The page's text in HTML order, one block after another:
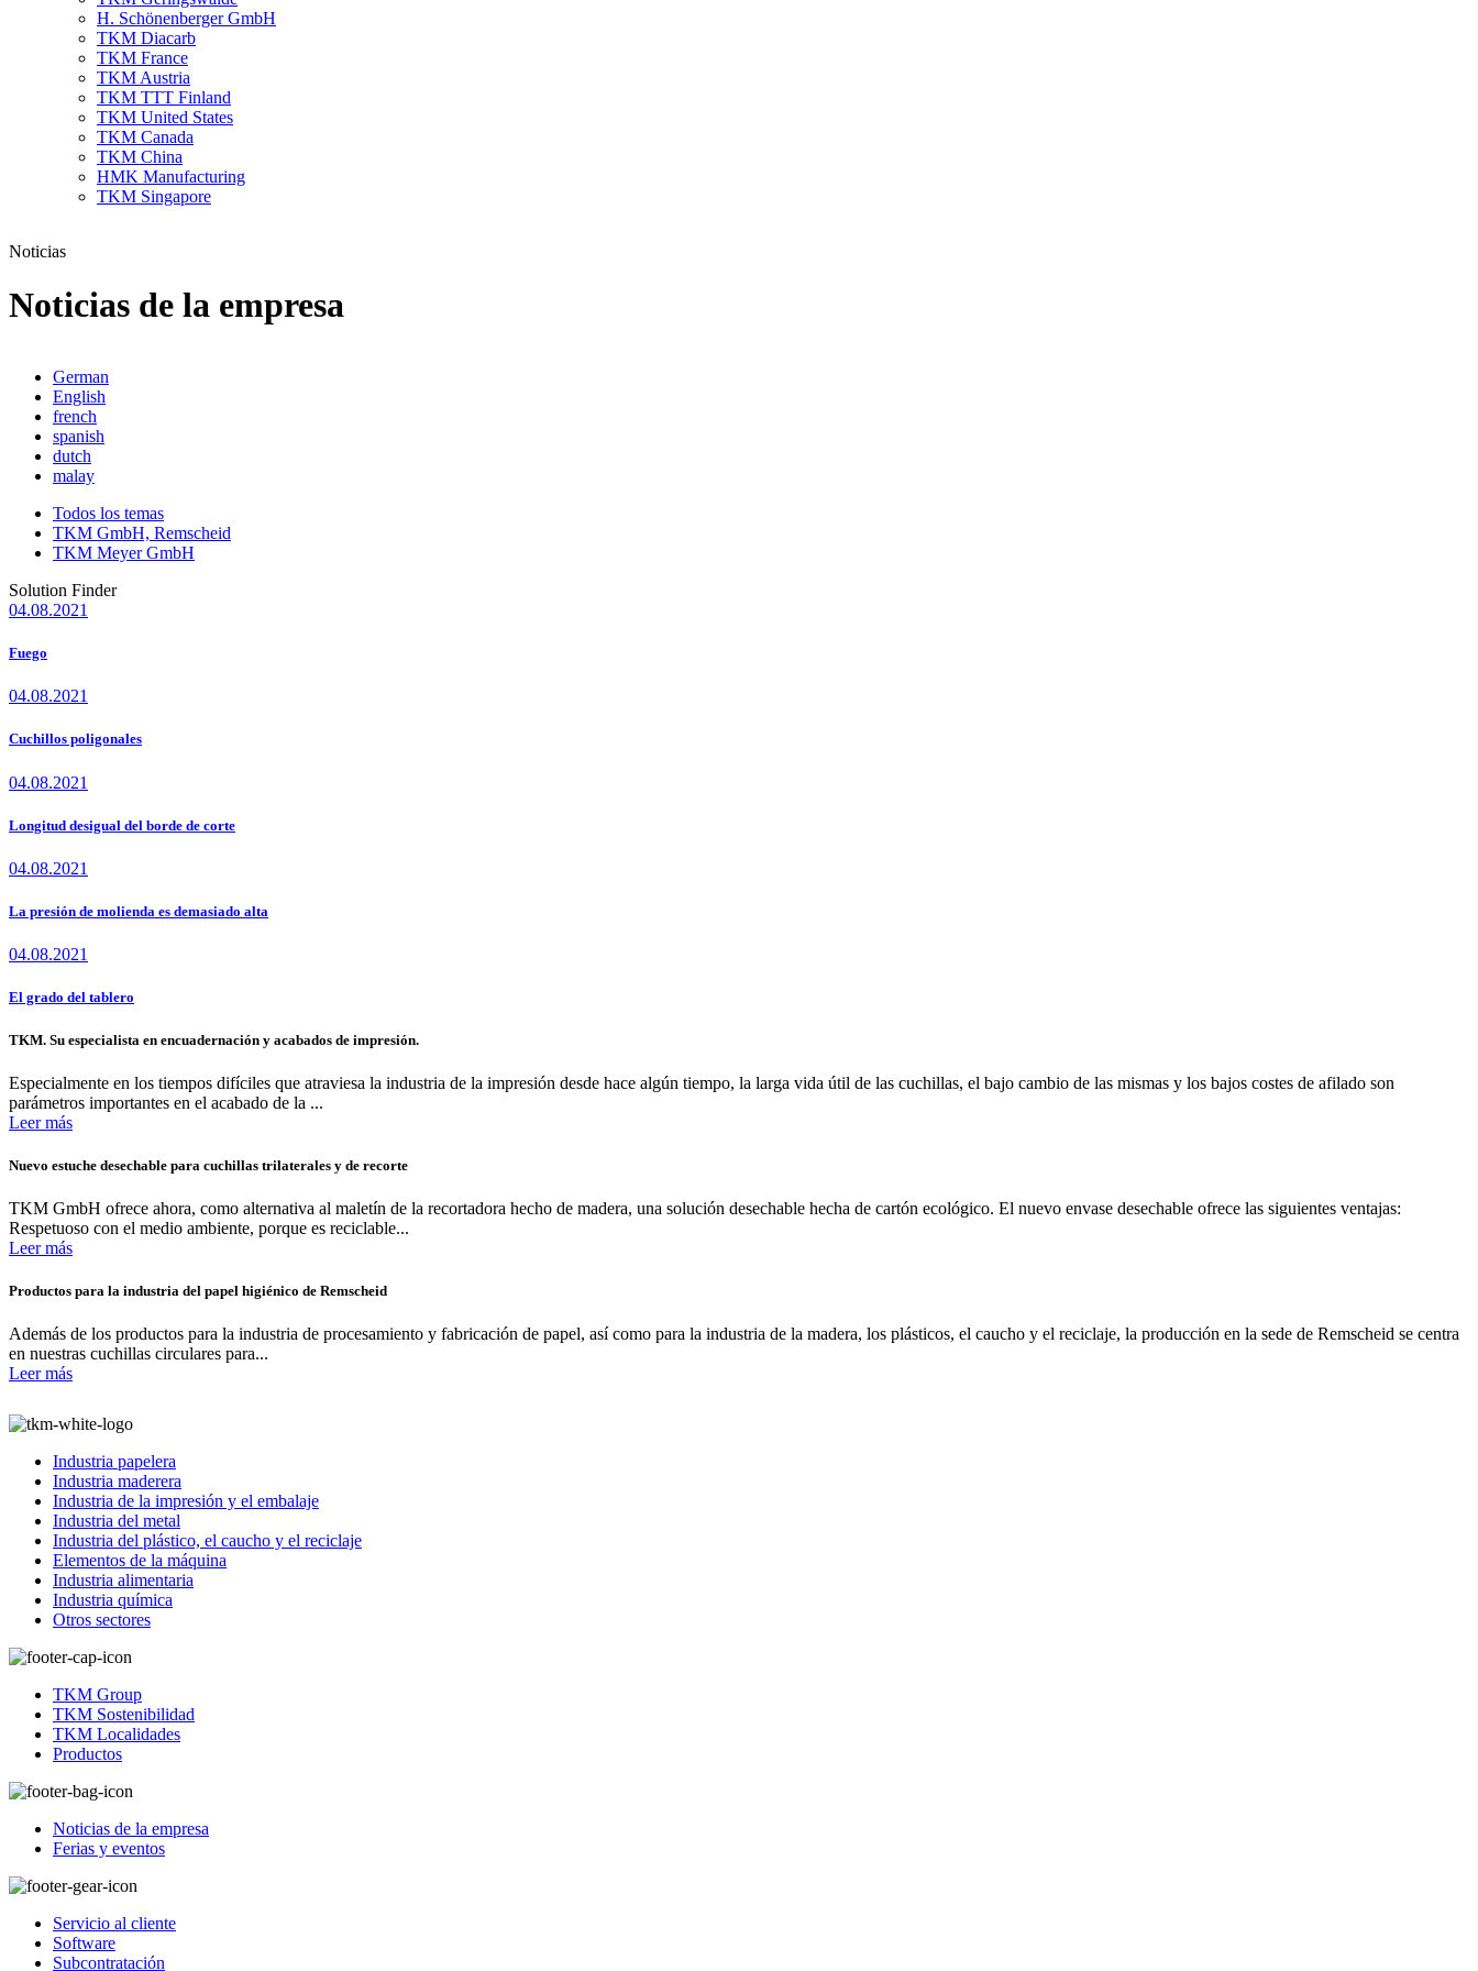
H. Schönenberger GmbH
TKM Diacarb
TKM France
TKM Austria
TKM TTT Finland
TKM United States
TKM Canada
TKM China
HMK Manufacturing
TKM Singapore
Noticias
Noticias de la empresa
German
English
french
spanish
dutch
malay
Todos los temas
TKM GmbH, Remscheid
TKM Meyer GmbH
Solution Finder
04.08.2021
Fuego
04.08.2021
Cuchillos poligonales
04.08.2021
Longitud desigual del borde de corte
04.08.2021
La presión de molienda es demasiado alta
04.08.2021
El grado del tablero
TKM. Su especialista en encuadernación y acabados de impresión.
Especialmente en los tiempos difíciles que atraviesa la industria de la impresión desde hace algún tiempo, la larga vida útil de las cuchillas, el bajo cambio de las mismas y los bajos costes de afilado son
parámetros importantes en el acabado de la ...
Leer más
Nuevo estuche desechable para cuchillas trilaterales y de recorte
TKM GmbH ofrece ahora, como alternativa al maletín de la recortadora hecho de madera, una solución desechable hecha de cartón ecológico. El nuevo envase desechable ofrece las siguientes ventajas:
Respetuoso con el medio ambiente, porque es reciclable...
Leer más
Productos para la industria del papel higiénico de Remscheid
Además de los productos para la industria de procesamiento y fabricación de papel, así como para la industria de la madera, los plásticos, el caucho y el reciclaje, la producción en la sede de Remscheid se centra
en nuestras cuchillas circulares para...
Leer más
Industria papelera
Industria maderera
Industria de la impresión y el embalaje
Industria del metal
Industria del plástico, el caucho y el reciclaje
Elementos de la máquina
Industria alimentaria
Industria química
Otros sectores
TKM Group
TKM Sostenibilidad
TKM Localidades
Productos
Noticias de la empresa
Ferias y eventos
Servicio al cliente
Software
Subcontratación